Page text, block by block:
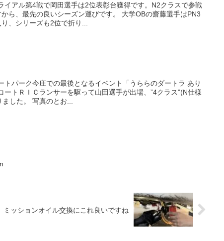
イアル第4戦で岡田選手は2位表彰台獲得です。N2クラスで参戦
ら、最先の良いシーズン運びです。 大学OBの齋藤選手はPN3
、シリーズも2位で折り...
トパーク今庄での最後となるイベント「うららのダートラ あり
ートＲＩＣランサーを駆って山田選手が出場、”4クラス”(N仕様
した。 写真のとお...
ミッションオイル交換にこれ良いですね